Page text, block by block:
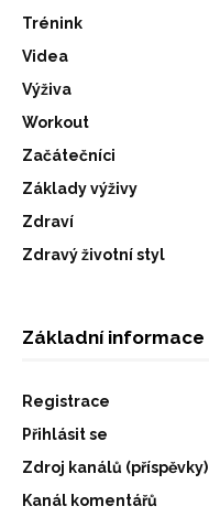
Trénink
Videa
Výživa
Workout
Začátečníci
Základy výživy
Zdraví
Zdravý životní styl
Základní informace
Registrace
Přihlásit se
Zdroj kanálů (příspěvky)
Kanál komentářů